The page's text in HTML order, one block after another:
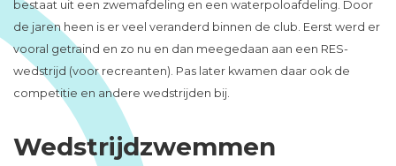
bestaat uit een zwemafdeling en een waterpoloafdeling. Door
de jaren heen is er veel veranderd binnen de club. Eerst werd er
vooral getraind en zo nu en dan meegedaan aan een RES-
wedstrijd (voor recreanten). Pas later kwamen daar ook de
competitie en andere wedstrijden bij.
Wedstrijdzwemmen